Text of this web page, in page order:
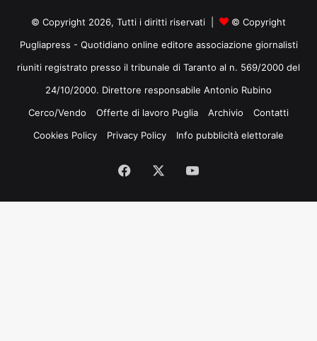
© Copyright 2026, Tutti i diritti riservati |
© Copyright
Pugliapress - Quotidiano online editore associazione giornalisti
riuniti registrato presso il tribunale di Taranto al n. 569/2000 del
24/10/2000. Direttore responsabile Antonio Rubino
Cerco/Vendo
Offerte di lavoro Puglia Archivio
Contatti
Cookies Policy
Privacy Policy Info pubblicità elettorale
Facebook
Tube